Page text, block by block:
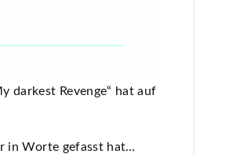
darkest Revenge“ hat auf
in Worte gefasst hat…